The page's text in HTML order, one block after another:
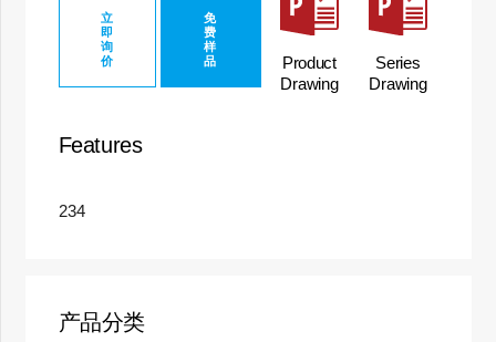
立
即
询
价
免
费
样
品
Product
Drawing
Series
Drawing
Features
234
产品分类